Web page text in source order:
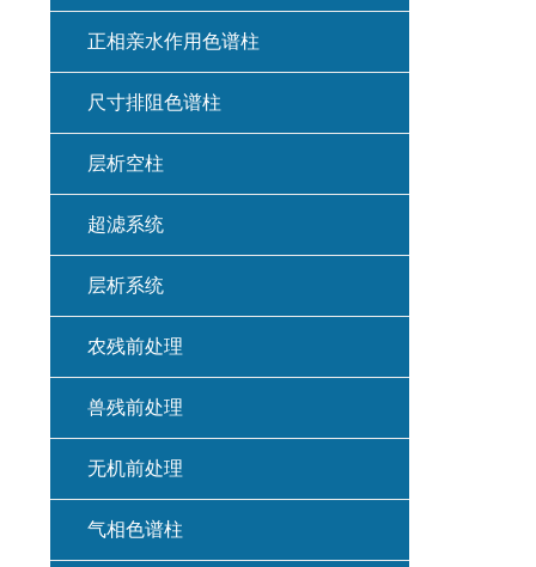
正相亲水作用色谱柱
尺寸排阻色谱柱
层析空柱
超滤系统
层析系统
农残前处理
兽残前处理
无机前处理
气相色谱柱